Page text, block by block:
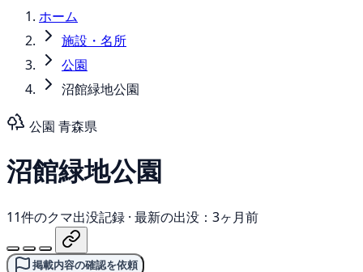
ホーム
施設・名所
公園
沼館緑地公園
公園 青森県
沼館緑地公園
11件のクマ出没記録 · 最新の出没：3ヶ月前
掲載内容の確認を依頼